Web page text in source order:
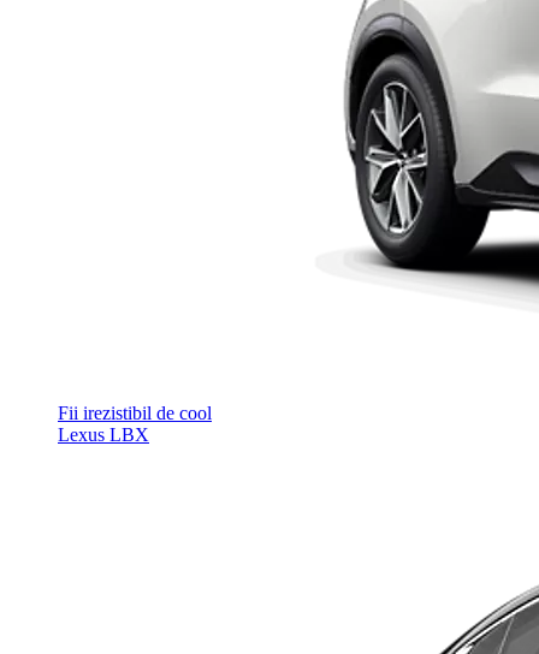
Fii irezistibil de cool
Lexus LBX